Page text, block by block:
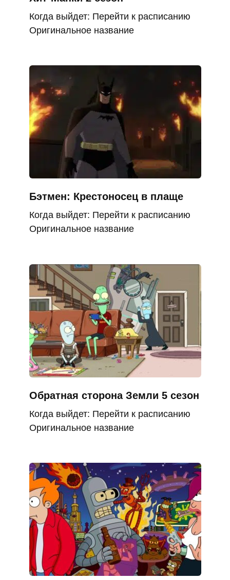
Когда выйдет: Перейти к расписанию
Оригинальное название
Бэтмен: Крестоносец в плаще
Когда выйдет: Перейти к расписанию
Оригинальное название
Обратная сторона Земли 5 сезон
Когда выйдет: Перейти к расписанию
Оригинальное название